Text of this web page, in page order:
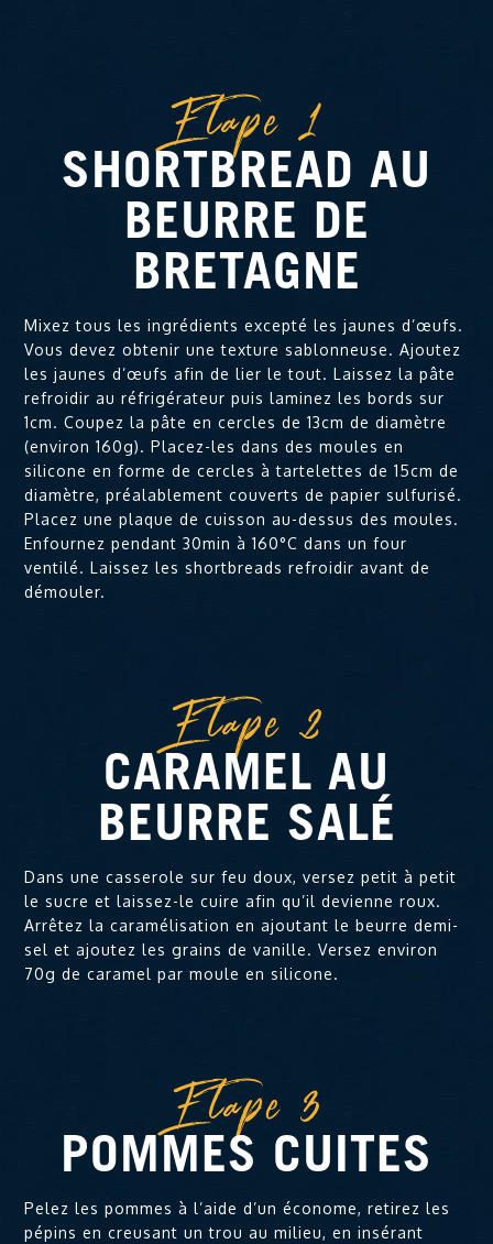
Etape 1
SHORTBREAD AU
BEURRE DE
BRETAGNE
Mixez tous les ingrédients excepté les jaunes d’œufs.
Vous devez obtenir une texture sablonneuse. Ajoutez
les jaunes d’œufs afin de lier le tout. Laissez la pâte
refroidir au réfrigérateur puis laminez les bords sur
1cm. Coupez la pâte en cercles de 13cm de diamètre
(environ 160g). Placez-les dans des moules en
silicone en forme de cercles à tartelettes de 15cm de
diamètre, préalablement couverts de papier sulfurisé.
Placez une plaque de cuisson au-dessus des moules.
Enfournez pendant 30min à 160°C dans un four
ventilé. Laissez les shortbreads refroidir avant de
démouler.
Etape 2
CARAMEL AU
BEURRE SALÉ
Dans une casserole sur feu doux, versez petit à petit
le sucre et laissez-le cuire afin qu’il devienne roux.
Arrêtez la caramélisation en ajoutant le beurre demi-
sel et ajoutez les grains de vanille. Versez environ
70g de caramel par moule en silicone.
Etape 3
POMMES CUITES
Pelez les pommes à l’aide d’un économe, retirez les
pépins en creusant un trou au milieu, en insérant